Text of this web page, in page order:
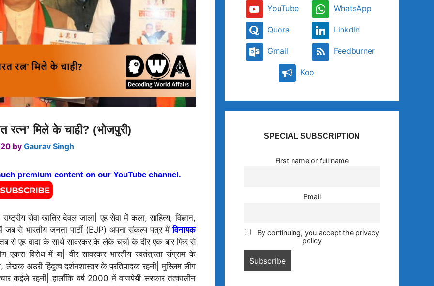
रत्न’ मिले के चाही? (भोजपुरी)
by Gaurav Singh
premium content on our YouTube channel.
सेवा खातिर देवल जाला| एह सेवा में कला, साहित्य, विज्ञान,
जब से भारतीय जनता पार्टी (BJP) अपना संकल्प पत्र मेंविनायक
से एह वादा के साथे सावरकर के लेके चर्चा के दौर एक बार फिर से
विरोध में बा| वीर सावरकर भारतीय स्वतंत्रता संग्राम के
लेखक अउरी हिंदुत्व दर्शनशास्त्र के प्रतिपादक रहनी| मुस्लिम लीग
कईले रहनी| हालाँकि वर्ष 2000 में वाजपेयी सरकार तत्कालीन
YouTube WhatsApp
Quora LinkdIn
Gmail Feedburner
Koo
SPECIAL SUBSCRIPTION
First name or full name
Email
By continuing, you accept the privacy
policy